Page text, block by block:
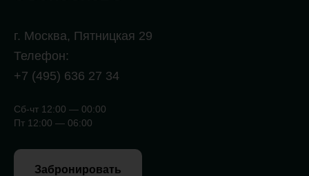
г. Москва, Пятницкая 29
Телефон:
+7 (495) 636 27 34
Сб-чт 12:00 — 00:00
Пт 12:00 — 06:00
Забронировать